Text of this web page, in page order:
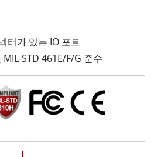
터가 있는 IO 포트
STD 461E/F/G 준수